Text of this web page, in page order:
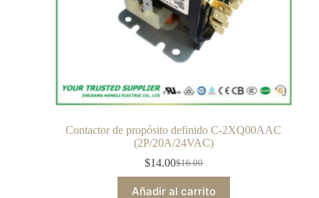
Contactor de propósito definido C-2XQ00AAC
(2P/20A/24VAC)
$16.00
$14.00
Añadir al carrito